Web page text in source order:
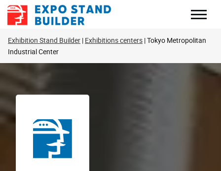
Skip
Exhibition Stand Builder Exhibitions centers Tokyo Metropolitan
Industrial Center